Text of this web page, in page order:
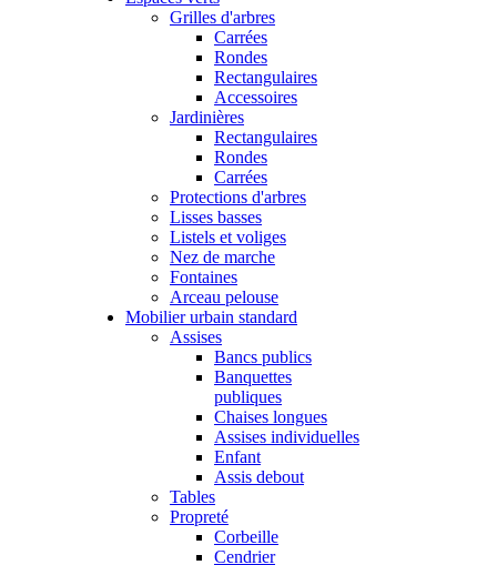
Grilles d'arbres
Carrées
Rondes
Rectangulaires
Accessoires
Jardinières
Rectangulaires
Rondes
Carrées
Protections d'arbres
Lisses basses
Listels et voliges
Nez de marche
Fontaines
Arceau pelouse
Mobilier urbain standard
Assises
Bancs publics
Banquettes
publiques
Chaises longues
Assises individuelles
Enfant
Assis debout
Tables
Propreté
Corbeille
Cendrier